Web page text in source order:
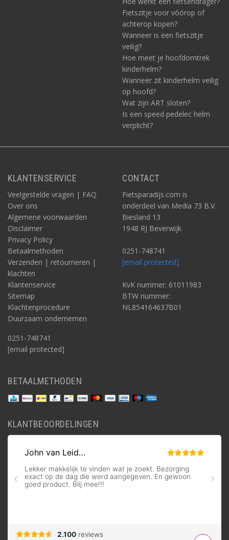
Fietszitje voor vóórop of
achterop kopen?
Wanneer is een fietszitje
veilig?
Hoe meet je hoofdomtrek
kinderhelm?
Wanneer zit kinderhelm veilig
op hoofd?
Wat zijn ART sloten?
Is een speed pedelec helm
verplicht?
KLANTENSERVICE
Veelgestelde vragen | FAQ
Over ons
Algemene voorwaarden
Disclaimer
Privacy Policy
Betaalmethoden
Verzenden | retourneren |
klachten
Klantenservice
Sitemap
Klachtenprocedure
Duurzaam ondernemen
0251-748741
[email protected]
CONTACT
Fietsparadijs.com is
onderdeel van Media 73 B.V.
Biesland 13
1948 RJ Beverwijk
0251-748741
[email protected]
KvK nummer: 61011983
BTW nummer:
NL854164637B01
BETAALMETHODEN
KLANTBEOORDELINGEN